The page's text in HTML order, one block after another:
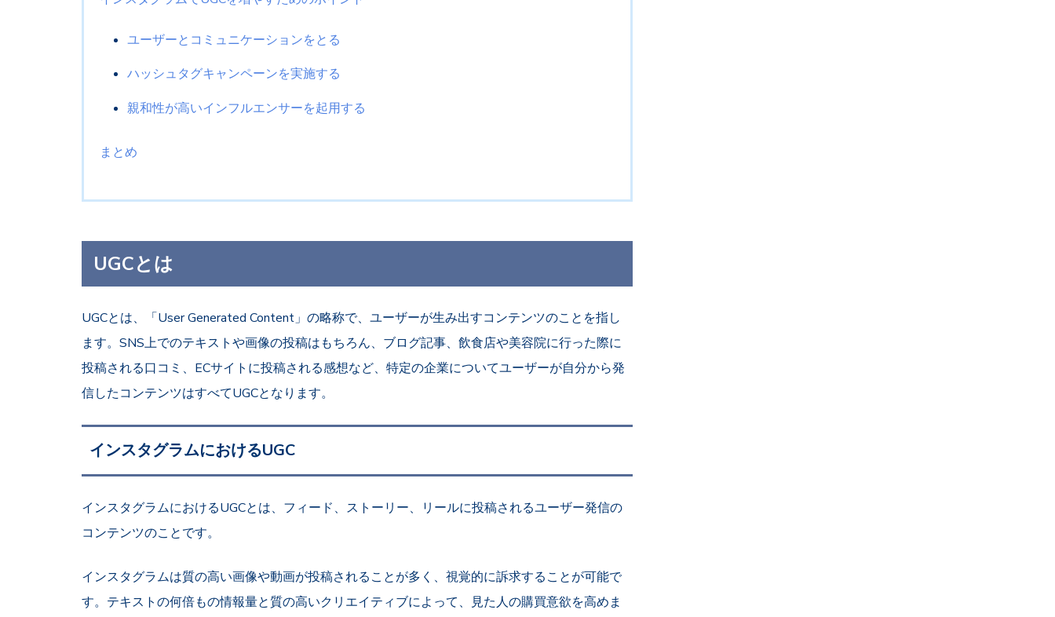
ユーザーとコミュニケーションをとる
ハッシュタグキャンペーンを実施する
親和性が高いインフルエンサーを起用する
まとめ
UGCとは
UGCとは、「User Generated Content」の略称で、ユーザーが生み出すコンテンツのことを指し
ます。SNS上でのテキストや画像の投稿はもちろん、ブログ記事、飲食店や美容院に行った際に
投稿される口コミ、ECサイトに投稿される感想など、特定の企業についてユーザーが自分から発
信したコンテンツはすべてUGCとなります。
インスタグラムにおけるUGC
インスタグラムにおけるUGCとは、フィード、ストーリー、リールに投稿されるユーザー発信の
コンテンツのことです。
インスタグラムは質の高い画像や動画が投稿されることが多く、視覚的に訴求することが可能で
す。テキストの何倍もの情報量と質の高いクリエイティブによって、見た人の購買意欲を高めま